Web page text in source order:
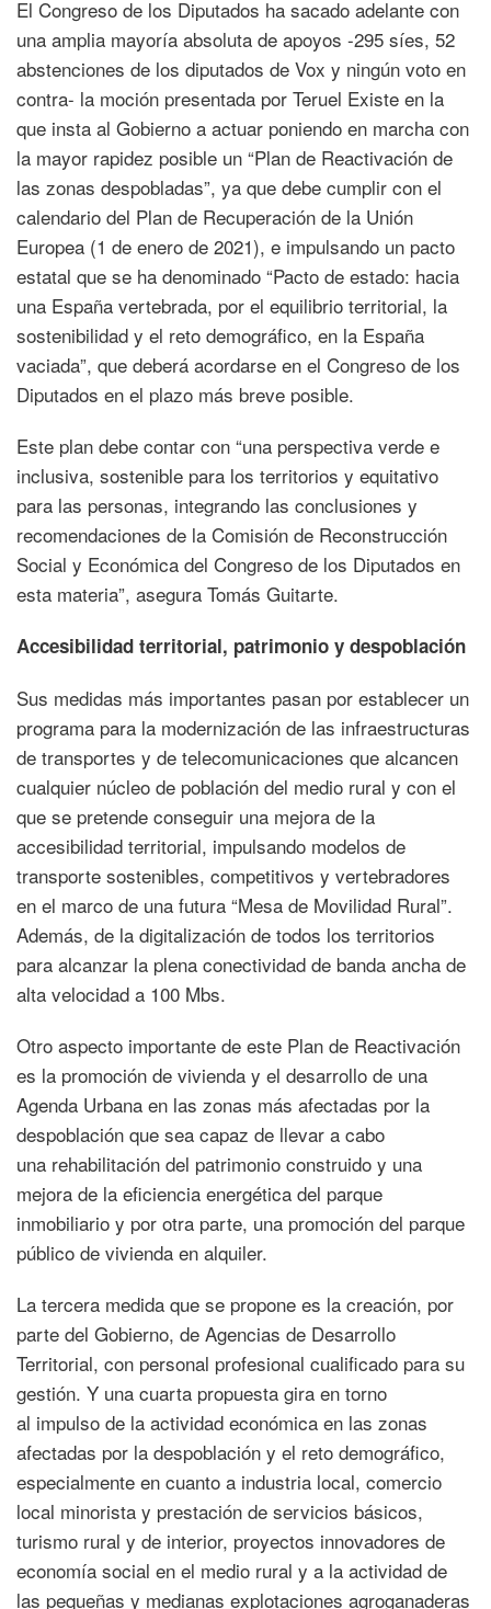
El Congreso de los Diputados ha sacado adelante con
una amplia mayoría absoluta de apoyos -295 síes, 52
abstenciones de los diputados de Vox y ningún voto en
contra- la moción presentada por Teruel Existe en la
que insta al Gobierno a actuar poniendo en marcha con
la mayor rapidez posible un “Plan de Reactivación de
las zonas despobladas”, ya que debe cumplir con el
calendario del Plan de Recuperación de la Unión
Europea (1 de enero de 2021), e impulsando un pacto
estatal que se ha denominado “Pacto de estado: hacia
una España vertebrada, por el equilibrio territorial, la
sostenibilidad y el reto demográfico, en la España
vaciada”, que deberá acordarse en el Congreso de los
Diputados en el plazo más breve posible.
Este plan debe contar con “una perspectiva verde e
inclusiva, sostenible para los territorios y equitativo
para las personas, integrando las conclusiones y
recomendaciones de la Comisión de Reconstrucción
Social y Económica del Congreso de los Diputados en
esta materia”, asegura Tomás Guitarte.
Accesibilidad territorial, patrimonio y despoblación
Sus medidas más importantes pasan por establecer un
programa para la modernización de las infraestructuras
de transportes y de telecomunicaciones que alcancen
cualquier núcleo de población del medio rural y con el
que se pretende conseguir una mejora de la
accesibilidad territorial, impulsando modelos de
transporte sostenibles, competitivos y vertebradores
en el marco de una futura “Mesa de Movilidad Rural”.
Además, de la digitalización de todos los territorios
para alcanzar la plena conectividad de banda ancha de
alta velocidad a 100 Mbs.
Otro aspecto importante de este Plan de Reactivación
es la promoción de vivienda y el desarrollo de una
Agenda Urbana en las zonas más afectadas por la
despoblación que sea capaz de llevar a cabo
una rehabilitación del patrimonio construido y una
mejora de la eficiencia energética del parque
inmobiliario y por otra parte, una promoción del parque
público de vivienda en alquiler.
La tercera medida que se propone es la creación, por
parte del Gobierno, de Agencias de Desarrollo
Territorial, con personal profesional cualificado para su
gestión. Y una cuarta propuesta gira en torno
al impulso de la actividad económica en las zonas
afectadas por la despoblación y el reto demográfico,
especialmente en cuanto a industria local, comercio
local minorista y prestación de servicios básicos,
turismo rural y de interior, proyectos innovadores de
economía social en el medio rural y a la actividad de
las pequeñas y medianas explotaciones agroganaderas